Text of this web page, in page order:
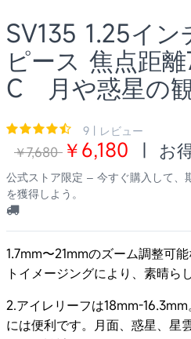
SV135 1.25イン
ピース 焦点距
C 月や惑星の
9 | レビュー
￥7,680 ￥6,180 | お
公式ストア限定 – 今すぐ購入して、
を獲得しよう。
1.7mm〜21mmのズーム調整可能
トイメージングにより、素晴ら
2.アイレリーフは18mm-16.3mm。
には便利です。
月面、惑星、星